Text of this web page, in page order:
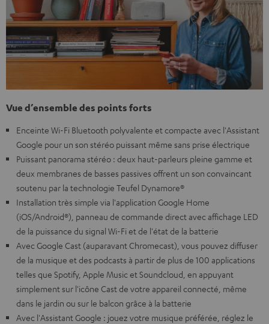
Vue d’ensemble des points forts
Enceinte Wi-Fi Bluetooth polyvalente et compacte avec l'Assistant
Google pour un son stéréo puissant même sans prise électrique
Puissant panorama stéréo : deux haut-parleurs pleine gamme et
deux membranes de basses passives offrent un son convaincant
soutenu par la technologie Teufel Dynamore®
Installation très simple via l'application Google Home
(iOS/Android®), panneau de commande direct avec affichage LED
de la puissance du signal Wi-Fi et de l'état de la batterie
Avec Google Cast (auparavant Chromecast), vous pouvez diffuser
de la musique et des podcasts à partir de plus de 100 applications
telles que Spotify, Apple Music et Soundcloud, en appuyant
simplement sur l'icône Cast de votre appareil connecté, même
dans le jardin ou sur le balcon grâce à la batterie
Avec l'Assistant Google : jouez votre musique préférée, réglez le